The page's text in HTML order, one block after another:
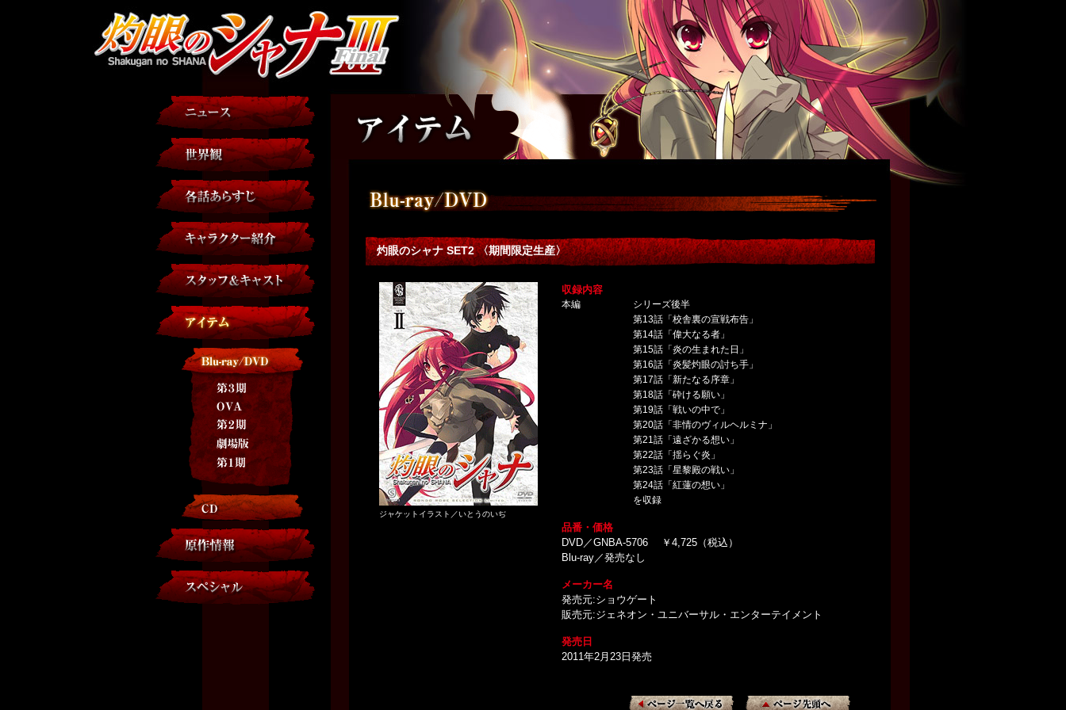
灼眼のシャナ SET2 〈期間限定生産〉
ジャケットイラスト／いとうのいぢ
収録内容
本編
シリーズ後半
第13話「校舎裏の宣戦布告」
第14話「偉大なる者」
第15話「炎の生まれた日」
第16話「炎髪灼眼の討ち手」
第17話「新たなる序章」
第18話「砕ける願い」
第19話「戦いの中で」
第20話「非情のヴィルヘルミナ」
第21話「遠ざかる想い」
第22話「揺らぐ炎」
第23話「星黎殿の戦い」
第24話「紅蓮の想い」
を収録
品番・価格
DVD／GNBA-5706 ￥4,725（税込）
Blu-ray／発売なし
メーカー名
発売元:ショウゲート
販売元:ジェネオン・ユニバーサル・エンターテイメント
発売日
2011年2月23日発売